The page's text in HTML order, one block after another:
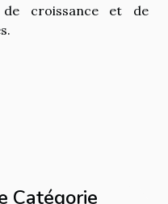
Catégorie
croissance et de